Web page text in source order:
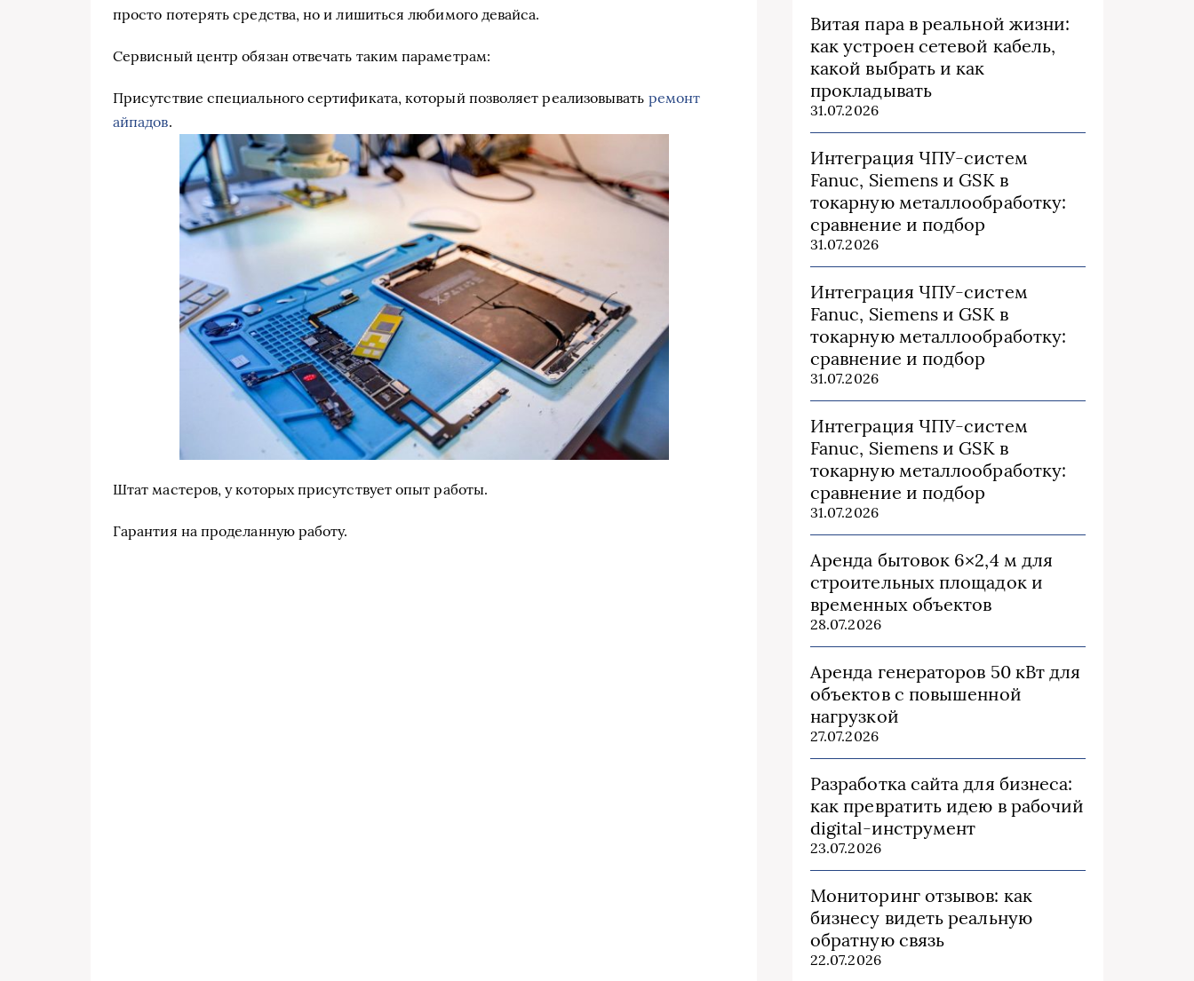
просто потерять средства, но и лишиться любимого девайса.
Сервисный центр обязан отвечать таким параметрам:
Присутствие специального сертификата, который позволяет реализовывать ремонт
айпадов.
Штат мастеров, у которых присутствует опыт работы.
Гарантия на проделанную работу.
Витая пара в реальной жизни:
как устроен сетевой кабель,
какой выбрать и как
прокладывать
31.07.2026
Интеграция ЧПУ-систем
Fanuc, Siemens и GSK в
токарную металлообработку:
сравнение и подбор
31.07.2026
Интеграция ЧПУ-систем
Fanuc, Siemens и GSK в
токарную металлообработку:
сравнение и подбор
31.07.2026
Интеграция ЧПУ-систем
Fanuc, Siemens и GSK в
токарную металлообработку:
сравнение и подбор
31.07.2026
Аренда бытовок 6×2,4 м для
строительных площадок и
временных объектов
28.07.2026
Аренда генераторов 50 кВт для
объектов с повышенной
нагрузкой
27.07.2026
Разработка сайта для бизнеса:
как превратить идею в рабочий
digital-инструмент
23.07.2026
Мониторинг отзывов: как
бизнесу видеть реальную
обратную связь
22.07.2026